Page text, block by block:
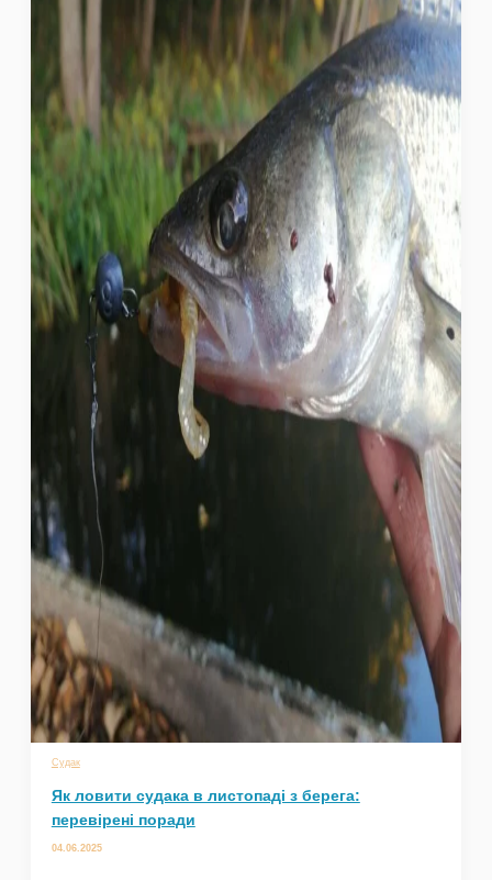
Судак
Як ловити судака в листопаді з берега:
перевірені поради
04.06.2025